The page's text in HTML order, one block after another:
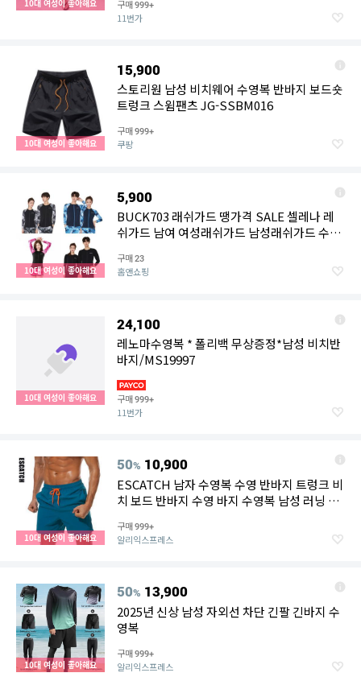
10대 여성이 좋아해요 구매999+
11번가
10대 여성이 좋아해요
15,900
스토리원 남성 비치웨어 수영복 반바지 보드숏
트렁크 스윔팬츠 JG-SSBM016
구매999+
쿠팡
10대 여성이 좋아해요
5,900
BUCK703 래쉬가드 땡가격 SALE 셀레나 레
쉬가드 남여 여성래쉬가드 남성래쉬가드 수영
구매23
홈앤쇼핑
10대 여성이 좋아해요
24,100
레노마수영복 * 폴리백 무상증정*남성 비치반
바지/MS19997
구매999+
11번가
10대 여성이 좋아해요
50% 10,900
ESCATCH 남자 수영복 수영 반바지 트렁크 비
치 보드 반바지 수영 바지 수영복 남성 러닝 스
구매999+
알리익스프레스
10대 여성이 좋아해요
50% 13,900
2025년 신상 남성 자외선 차단 긴팔 긴바지 수
영복
구매999+
알리익스프레스